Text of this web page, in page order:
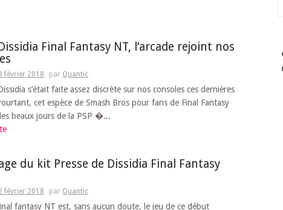
Final Fantasy NT, l’arcade rejoint nos
février 2018 par Quantic
s’était faite assez discrète sur nos consoles ces dernières
cet espèce de Smash Bros pour fans de Final Fantasy
beaux jours de la PSP �...
du kit Presse de Dissidia Final Fantasy
février 2018 par Quantic
fantasy NT est, sans aucun doute, le jeu de ce début